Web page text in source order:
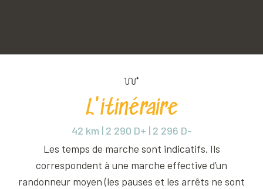
L'itinéraire
42 km | 2 290 D+ | 2 296 D-
Les temps de marche sont indicatifs. Ils
correspondent à une marche effective d’un
randonneur moyen (les pauses et les arrêts ne sont